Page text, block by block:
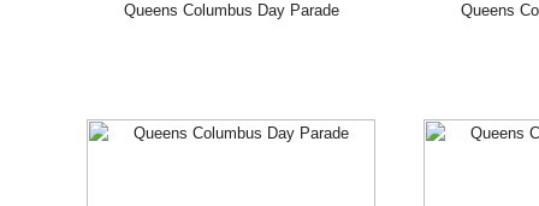
Queens Columbus Day Parade Queens